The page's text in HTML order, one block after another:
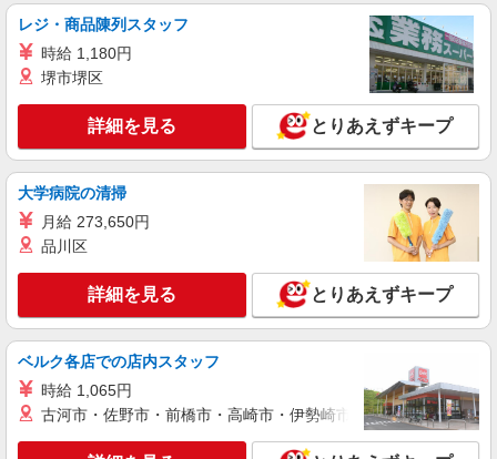
NTT東日本関東病院（東京都品川区東五反田5
丁目9-22）
詳細を見る
職業紹介
ニッセイ・ウェルス生命保険株式会社
生命保険会社の一般事務
月給274,000円〜549,100円(残業代別) 年収
4,100,000円 〜8,400,000円(賞与・残業代含む)
慮し、経験・能力に応じて決定します。 ※非管理
職としての採用を想定しています。
東京都品川区大崎2-1-1 Think Park Tower 23
階 （変更の範囲）会社の定める事業所（在宅勤務
を行う場所を含む）
キープ 詳細を見る
正社員 職業紹介
ニッセイ・ウェルス生命保険株式会社
生命保険会社の事務職
月給626,800円〜867,000円 年収 9,590,100円
レジ・商品陳列スタッフ
時給 1,180円
堺市堺区
詳細を見る とりあえずキープ
大学病院の清掃
月給 273,650円
品川区
詳細を見る とりあえずキープ
ベルク各店での店内スタッフ
時給 1,065円
古河市・佐野市・前橋市・高崎市・伊勢崎市・太田市・館林市